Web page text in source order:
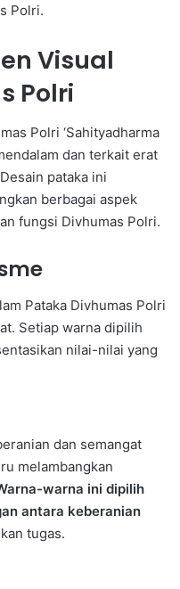
Polri.
Visual
Polri
Polri ‘Sahityadharma
dan terkait erat
pataka ini
berbagai aspek
fungsi Divhumas Polri.
Pataka Divhumas Polri
Setiap warna dipilih
nilai-nilai yang
dan semangat
melambangkan
warna ini dipilih
antara keberanian
tugas.